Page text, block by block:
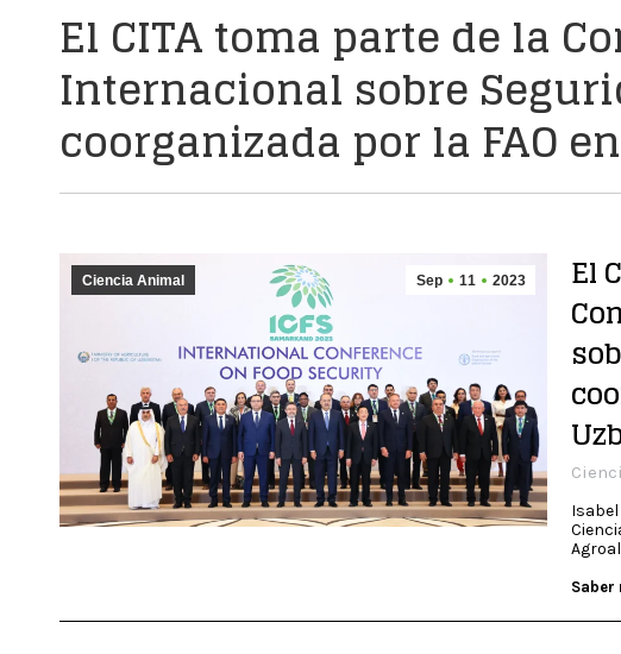
El CITA toma parte de la
Internacional sobre
coorganizada por la FAO
Sep 11 2023
Ciencia Animal El
Saber